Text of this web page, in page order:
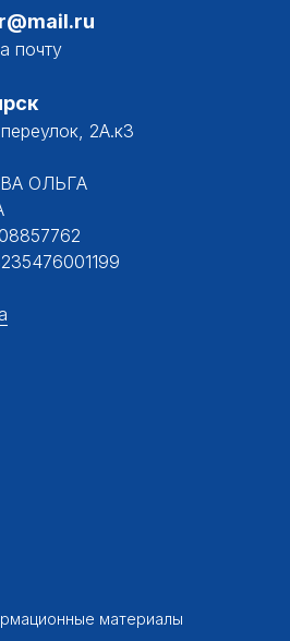
почту
2А.к3
ОЛЬГА
материалы